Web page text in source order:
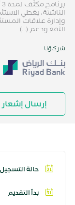
الناشئة، يغطي
وإدارة علاقات
الثقة ودعم (...)
شركاؤنا
إرسال إشعار
حالة التسجيل
بدأ التقديم